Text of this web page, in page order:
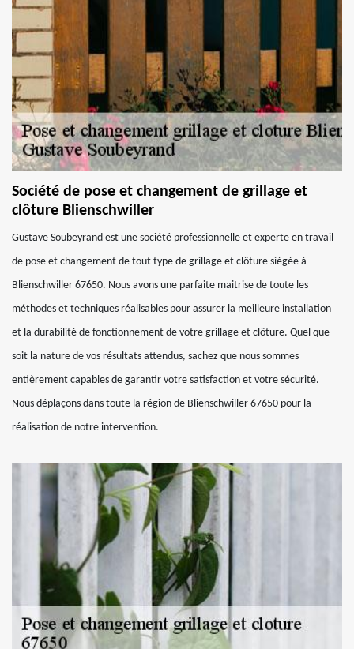
Société de pose et changement de grillage et
clôture Blienschwiller
Gustave Soubeyrand est une société professionnelle et experte en travail
de pose et changement de tout type de grillage et clôture siégée à
Blienschwiller 67650. Nous avons une parfaite maitrise de toute les
méthodes et techniques réalisables pour assurer la meilleure installation
et la durabilité de fonctionnement de votre grillage et clôture. Quel que
soit la nature de vos résultats attendus, sachez que nous sommes
entièrement capables de garantir votre satisfaction et votre sécurité.
Nous déplaçons dans toute la région de Blienschwiller 67650 pour la
réalisation de notre intervention.